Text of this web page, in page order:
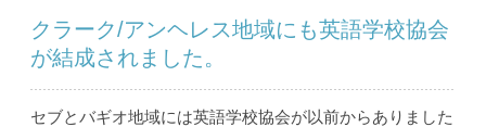
クラーク/アンヘレス地域にも英語学校協会
が結成されました。
セブとバギオ地域には英語学校協会が以前からありました